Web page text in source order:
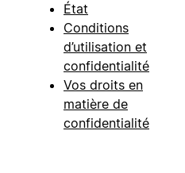
État
Conditions
d’utilisation et
confidentialité
Vos droits en
matière de
confidentialité